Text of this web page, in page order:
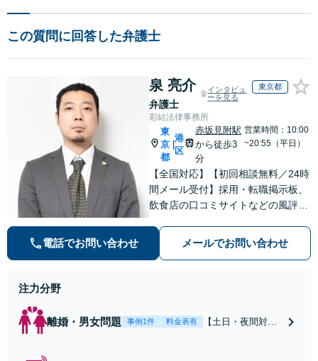
この質問に回答した弁護士
泉 亮介
弁護士
インタビュ
ーを見る
東京都
彩結法律事務所
東
京
都
港
区
赤坂見附駅
から徒歩3
分
営業時間：10:00
~20:55（平日）
【全国対応】【初回相談無料／24時
間メール受付】採用・転職掲示板、
飲食店の口コミサイトなどの風評被
の種類を問わず相談可。可能な限り
早期対応で駆けつけサポート【労
電話でお問い合わせ メールでお問い合わせ
注力分野
離婚・男女問題 事例1件 料金表有
【土日・夜間対応